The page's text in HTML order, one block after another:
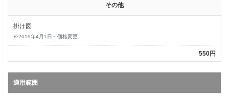
その他
掛け図
※2019年4月1日～価格変更
550円
適用範囲